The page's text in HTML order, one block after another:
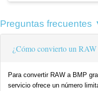
Preguntas frecuentes
¿Cómo convierto un
Para convertir RAW a BMP
servicio ofrece un número